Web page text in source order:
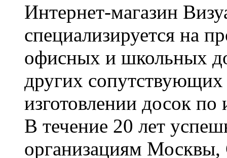
Интернет-магазин
специализируется на
офисных и школьных
других сопутствующих
изготовлении досок по
В течение 20 лет
организациям Москвы,